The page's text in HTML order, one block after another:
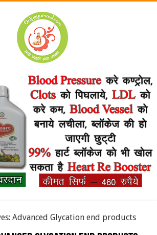
Advanced Glycation end products